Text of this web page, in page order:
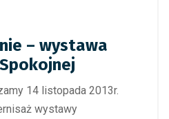
– wystawa
14 listopada 2013r.
wystawy